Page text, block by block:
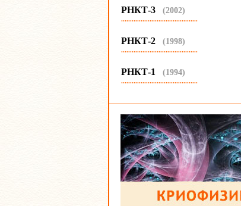
РНКТ-3 (2002)
...........................................
РНКТ-2 (1998)
...........................................
РНКТ-1 (1994)
...........................................